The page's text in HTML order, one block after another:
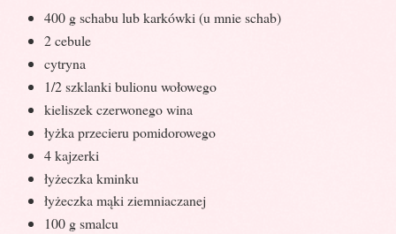
400 g schabu lub karkówki (u mnie schab)
2 cebule
cytryna
1/2 szklanki bulionu wołowego
kieliszek czerwonego wina
łyżka przecieru pomidorowego
4 kajzerki
łyżeczka kminku
łyżeczka mąki ziemniaczanej
100 g smalcu